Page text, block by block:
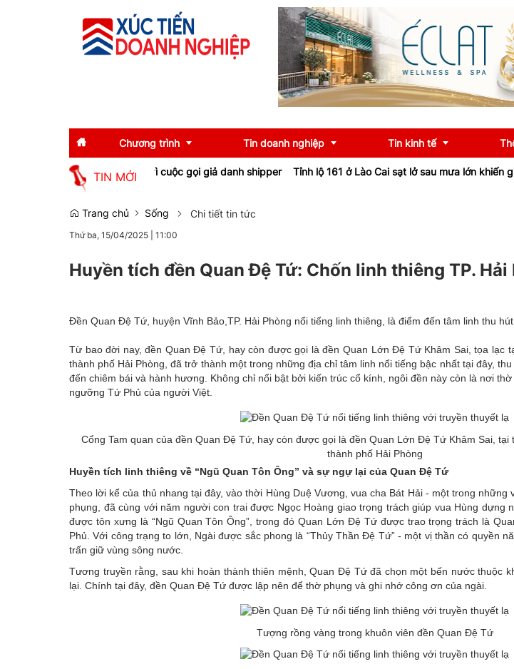
Chương trình
Diễn giả
Thông tin báo chí
Sự kiện
Tin doanh nghiệp
Tin tức
Doanh nghiệp tiêu biểu
Emagazine
Tin kinh tế
Ngân
TIN MỚI
bị mất gần 30 triệu đồng vì cuộc gọi giả danh shipper Tỉnh lộ 161 ở Lào Cai sạt lở sau mưa lớn khiến giao
Trang chủ Sống Chi tiết tin tức
Thứ ba, 15/04/2025 11:00
Huyền tích đền Quan Đệ Tứ: Chốn linh thiêng TP. Hải
Đền Quan Đệ Tứ, huyện Vĩnh Bảo,TP. Hải Phòng nổi tiếng linh thiêng, là điểm đến tâm linh thu
Từ bao đời nay, đền Quan Đệ Tứ, hay còn được gọi là đền Quan Lớn Đệ Tứ Khâm Sai, tọa lạc
thành phố Hải Phòng, đã trở thành một trong những địa chỉ tâm linh nổi tiếng bậc nhất tại đây,
đến chiêm bái và hành hương. Không chỉ nổi bật bởi kiến trúc cổ kính, ngôi đền này còn là nơi
ngưỡng Tứ Phủ của người Việt.
Cổng Tam quan của đền Quan Đệ Tứ, hay còn được gọi là đền Quan Lớn Đệ Tứ Khâm Sai, tại
thành phố Hải Phòng
Huyền tích linh thiêng về “Ngũ Quan Tôn Ông” và sự ngự lại của Quan Đệ Tứ
Theo lời kể của thủ nhang tại đây, vào thời Hùng Duệ Vương, vua cha Bát Hải - một trong
phụng, đã cùng với năm người con trai được Ngọc Hoàng giao trọng trách giúp vua Hùng dựng
được tôn xưng là “Ngũ Quan Tôn Ông”, trong đó Quan Lớn Đệ Tứ được trao trọng trách là
Phủ. Với công trạng to lớn, Ngài được sắc phong là “Thủy Thần Đệ Tứ” - một vị thần có quyền
trấn giữ vùng sông nước.
Tương truyền rằng, sau khi hoàn thành thiên mệnh, Quan Đệ Tứ đã chọn một bến nước thuộc
lại. Chính tại đây, đền Quan Đệ Tứ được lập nên để thờ phụng và ghi nhớ công ơn của ngài.
Tượng rồng vàng trong khuôn viên đền Quan Đệ Tứ